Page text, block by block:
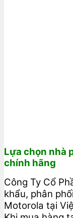
Lựa chọn nhà
chính hãng
Công Ty Cổ
khẩu, phân
Motorola tại